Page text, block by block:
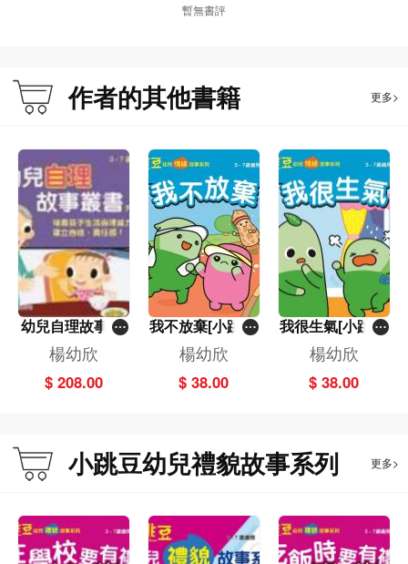
暫無書評
作者的其他書籍 更多>
幼兒自理故事叢
書(套裝)
楊幼欣
$ 208.00
我不放棄[小跳豆
幼兒情緒故事系
列](新雅‧點讀樂
園)
楊幼欣
$ 38.00
我很生氣[小跳豆
幼兒情緒故事系
列](新雅‧點讀樂
園)
楊幼欣
$ 38.00
小跳豆幼兒禮貌故事系列 更多>